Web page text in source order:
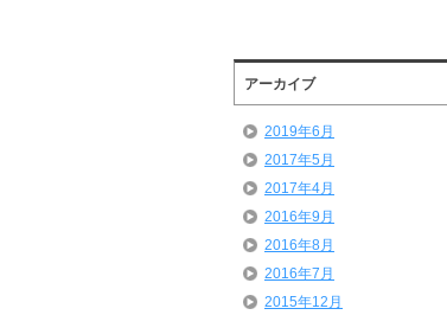
アーカイブ
2019年6月
2017年5月
2017年4月
2016年9月
2016年8月
2016年7月
2015年12月